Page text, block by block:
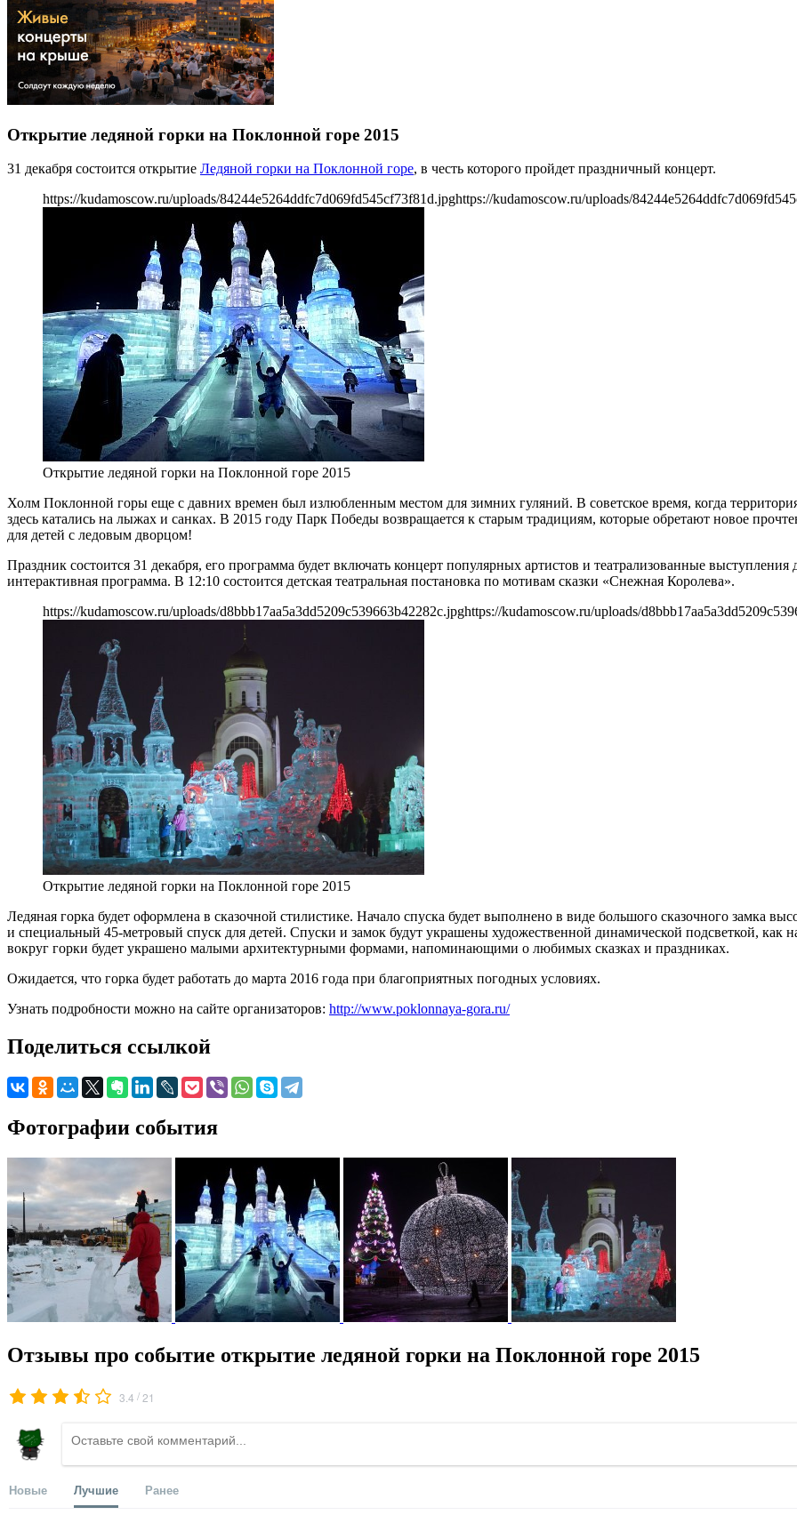
Открытие ледяной горки на Поклонной горе 2015
31 декабря состоится открытие Ледяной горки на Поклонной горе, в честь которого пройдет праздничный концерт.
https://kudamoscow.ru/uploads/84244e5264ddfc7d069fd545cf73f81d.jpghttps://kudamoscow.ru/uploads/
Открытие ледяной горки на Поклонной горе 2015
Холм Поклонной горы еще с давних времен был излюбленным местом для зимних гуляний. В советское время, когда
здесь катались на лыжах и санках. В 2015 году Парк Победы возвращается к старым традициям, которые обретают новое
для детей с ледовым дворцом!
Праздник состоится 31 декабря, его программа будет включать концерт популярных артистов и театрализованные
интерактивная программа. В 12:10 состоится детская театральная постановка по мотивам сказки «Снежная Королева».
https://kudamoscow.ru/uploads/d8bbb17aa5a3dd5209c539663b42282c.jpghttps://kudamoscow.ru/uploads/
Открытие ледяной горки на Поклонной горе 2015
Ледяная горка будет оформлена в сказочной стилистике. Начало спуска будет выполнено в виде большого сказочного замка
и специальный 45-метровый спуск для детей. Спуски и замок будут украшены художественной динамической подсветкой, как
вокруг горки будет украшено малыми архитектурными формами, напоминающими о любимых сказках и праздниках.
Ожидается, что горка будет работать до марта 2016 года при благоприятных погодных условиях.
Узнать подробности можно на сайте организаторов: http://www.poklonnaya-gora.ru/
Поделиться ссылкой
Фотографии события
Отзывы про событие открытие ледяной горки на Поклонной горе 2015
3.4 /21
Новые Лучшие Ранее